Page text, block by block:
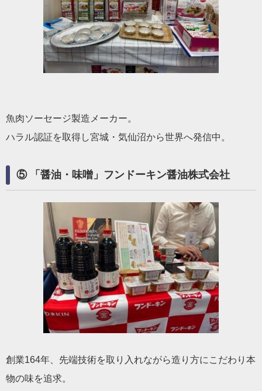
魚肉ソーセージ製造メーカー。
ハラル認証を取得し宮城・気仙沼から世界へ発信中。
⑤ 「醤油・味噌」フンドーキン醤油株式会社
創業164年、先端技術を取り入れながら造り方にこだわり本
物の味を追求。